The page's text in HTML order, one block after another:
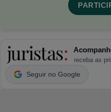
receba as
Seguir no Google